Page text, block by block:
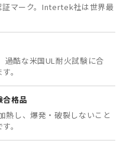
マーク。Intertek社は世界最
酷な米国UL耐火試験に合
。
合格品
し、爆発・破裂しないこと
。